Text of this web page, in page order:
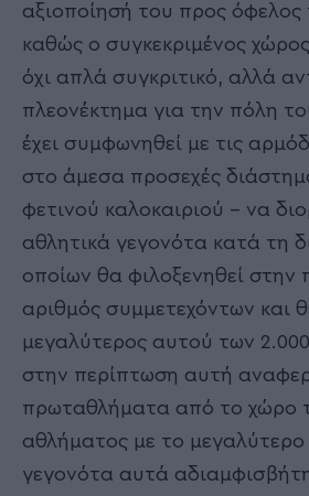
αξιοποίησή του προς
καθώς ο συγκεκριμένος
όχι απλά συγκριτικό, αλλά
πλεονέκτημα για την πόλη
έχει συμφωνηθεί με τις
στο άμεσα προσεχές
φετινού καλοκαιριού – να
αθλητικά γεγονότα κατά τη
οποίων θα φιλοξενηθεί στην
αριθμός συμμετεχόντων και
μεγαλύτερος αυτού των
στην περίπτωση αυτή
πρωταθλήματα από το χώρο
αθλήματος με το μεγαλύτερο
γεγονότα αυτά